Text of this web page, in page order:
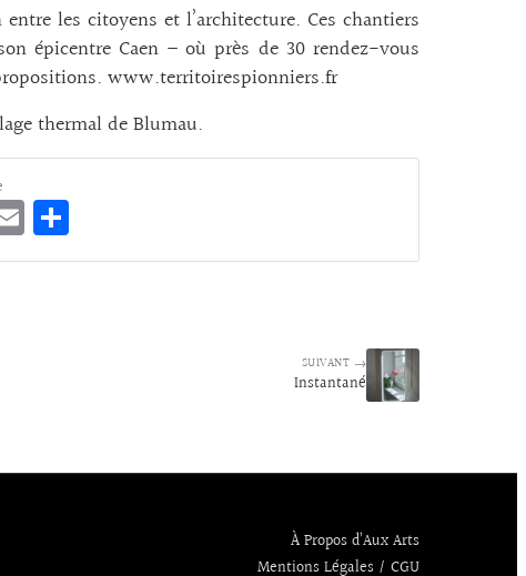
les citoyens et l’architecture. Ces chantiers
épicentre Caen – où près de 30 rendez-vous
www.territoirespionniers.fr
thermal de Blumau.
E
m rt
SUIVANT →
Instantané
À Propos d’Aux Arts
Mentions Légales / CGU